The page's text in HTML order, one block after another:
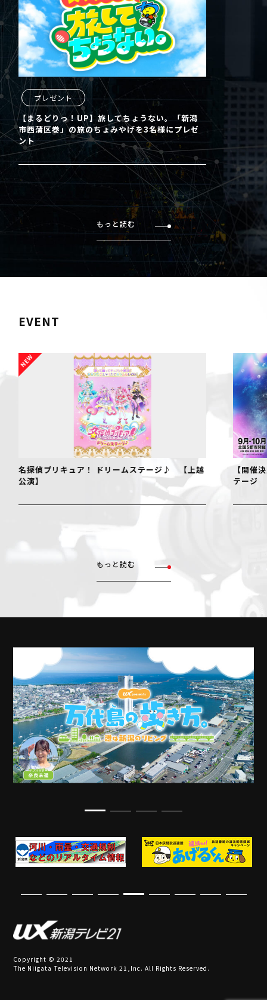
プレゼント
【まるどりっ！UP】旅してちょうない。「新潟
市西蒲区巻」の旅のちょみやげを3名様にプレゼ
ント
もっと読む
EVENT
名探偵プリキュア！ ドリームステージ♪ 【上越
公演】
【開催
テージ
もっと読む
Copyright © 2021
The Niigata Television Network 21,Inc. All Rights Reserved.